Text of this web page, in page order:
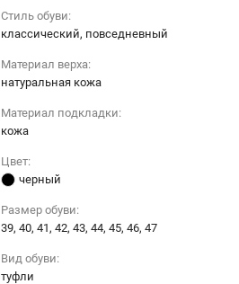
Стиль обуви:
классический, повседневный
Материал верха:
натуральная кожа
Материал подкладки:
кожа
Цвет:
черный
Размер обуви:
39, 40, 41, 42, 43, 44, 45, 46, 47
Вид обуви:
туфли